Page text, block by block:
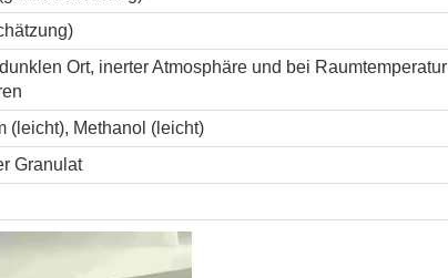
Ort, inerter Atmosphäre und bei Raumtemperatur
(leicht), Methanol (leicht)
Granulat